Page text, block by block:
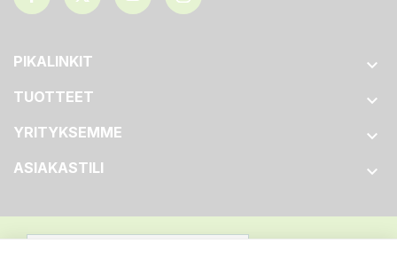
PIKALINKIT 
TUOTTEET 
YRITYKSEMME 
ASIAKASTILI 